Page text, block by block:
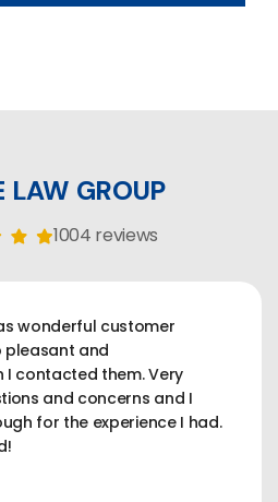
LAW GROUP
1004 reviews
wonderful customer
pleasant and
I contacted them. Very
and concerns and I
for the experience I had.